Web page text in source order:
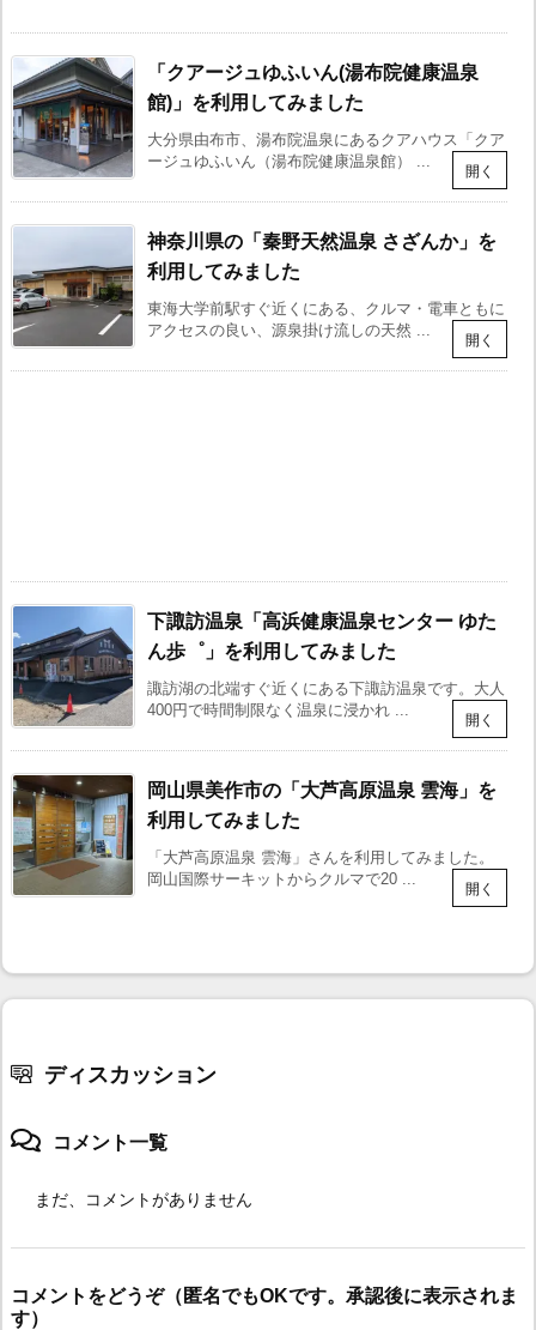
「クアージュゆふいん(湯布院健康温泉
館)」を利用してみました
大分県由布市、湯布院温泉にあるクアハウス「クア
ージュゆふいん（湯布院健康温泉館） ...
神奈川県の「秦野天然温泉 さざんか」を
利用してみました
東海大学前駅すぐ近くにある、クルマ・電車ともに
アクセスの良い、源泉掛け流しの天然 ...
下諏訪温泉「高浜健康温泉センター ゆた
ん歩゜」を利用してみました
諏訪湖の北端すぐ近くにある下諏訪温泉です。大人
400円で時間制限なく温泉に浸かれ ...
岡山県美作市の「大芦高原温泉 雲海」を
利用してみました
「大芦高原温泉 雲海」さんを利用してみました。
岡山国際サーキットからクルマで20 ...
ディスカッション
コメント一覧
まだ、コメントがありません
コメントをどうぞ（匿名でもOKです。承認後に表示されま
す）